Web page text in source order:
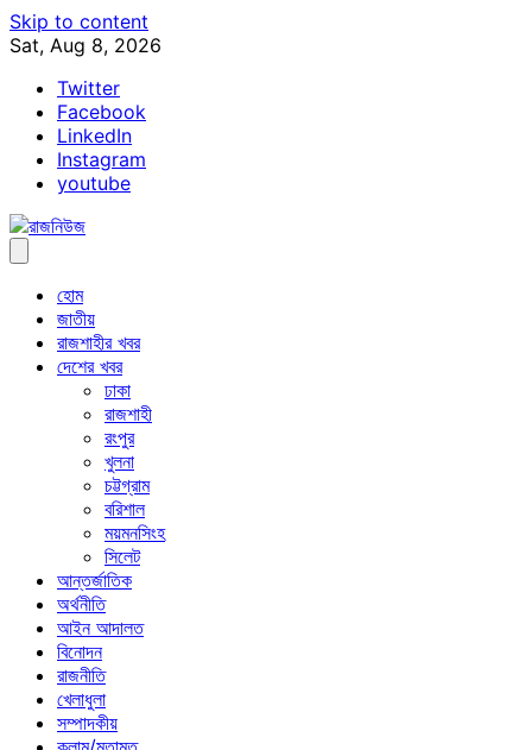
Skip to content
Sat, Aug 8, 2026
Twitter
Facebook
LinkedIn
Instagram
youtube
হোম
জাতীয়
রাজশাহীর খবর
দেশের খবর
ঢাকা
রাজশাহী
রংপুর
খুলনা
চট্টগ্রাম
বরিশাল
ময়মনসিংহ
সিলেট
আন্তর্জাতিক
অর্থনীতি
আইন আদালত
বিনোদন
রাজনীতি
খেলাধুলা
সম্পাদকীয়